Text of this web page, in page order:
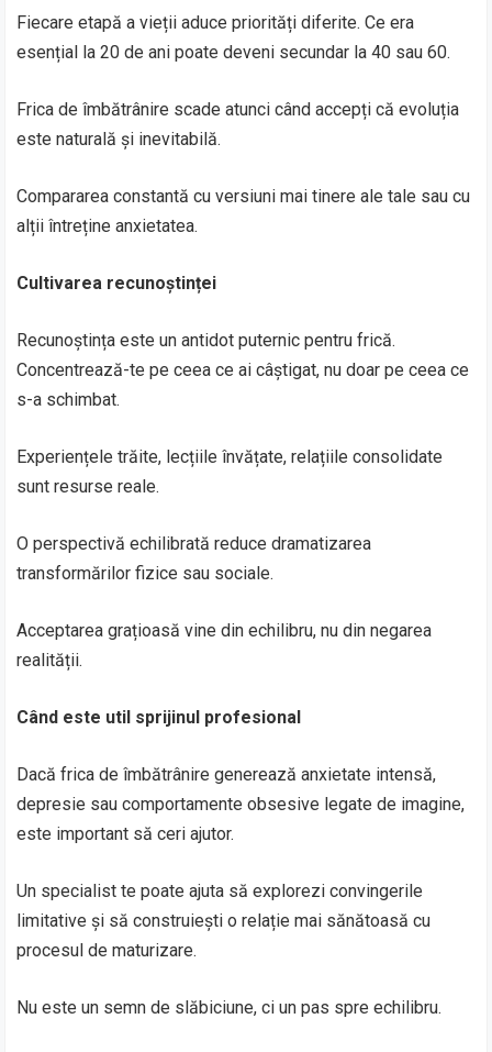
Fiecare etapă a vieții aduce priorități diferite. Ce era
esențial la 20 de ani poate deveni secundar la 40 sau 60.
Frica de îmbătrânire scade atunci când accepți că evoluția
este naturală și inevitabilă.
Compararea constantă cu versiuni mai tinere ale tale sau cu
alții întreține anxietatea.
Cultivarea recunoștinței
Recunoștința este un antidot puternic pentru frică.
Concentrează-te pe ceea ce ai câștigat, nu doar pe ceea ce
s-a schimbat.
Experiențele trăite, lecțiile învățate, relațiile consolidate
sunt resurse reale.
O perspectivă echilibrată reduce dramatizarea
transformărilor fizice sau sociale.
Acceptarea grațioasă vine din echilibru, nu din negarea
realității.
Când este util sprijinul profesional
Dacă frica de îmbătrânire generează anxietate intensă,
depresie sau comportamente obsesive legate de imagine,
este important să ceri ajutor.
Un specialist te poate ajuta să explorezi convingerile
limitative și să construiești o relație mai sănătoasă cu
procesul de maturizare.
Nu este un semn de slăbiciune, ci un pas spre echilibru.